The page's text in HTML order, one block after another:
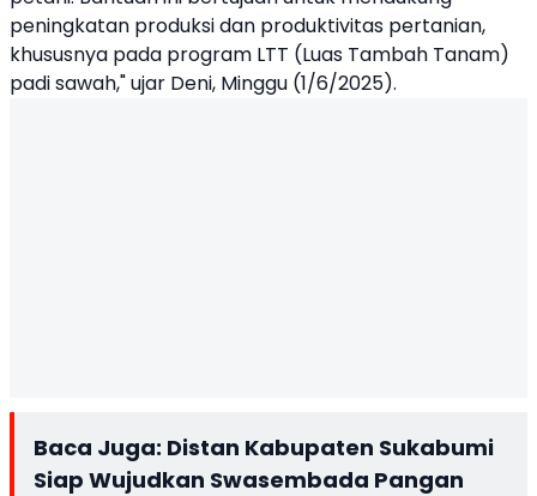
peningkatan produksi dan produktivitas pertanian,
khususnya pada program LTT (Luas Tambah Tanam)
padi sawah," ujar Deni, Minggu (1/6/2025).
Baca Juga: Distan Kabupaten Sukabumi
Siap Wujudkan Swasembada Pangan